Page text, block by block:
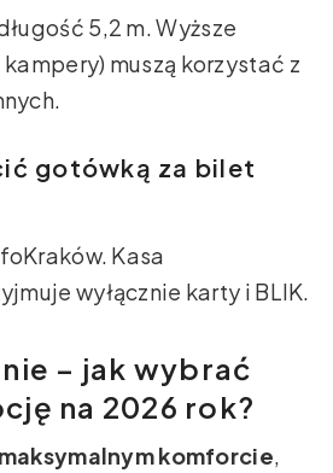
5,2 m. Wyższe
muszą korzystać z
gotówką za bilet
Kasa
wyłącznie karty i BLIK.
– jak wybrać
na 2026 rok?
komforcie,